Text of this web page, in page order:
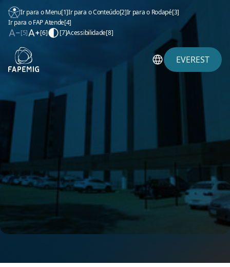
Ir para o Menu[1]Ir para o Conteúdo[2]Ir para o Rodapé[3]
Ir para o FAP Atende[4]
[5]
[6] [7]Acessibilidade[8]
EVEREST